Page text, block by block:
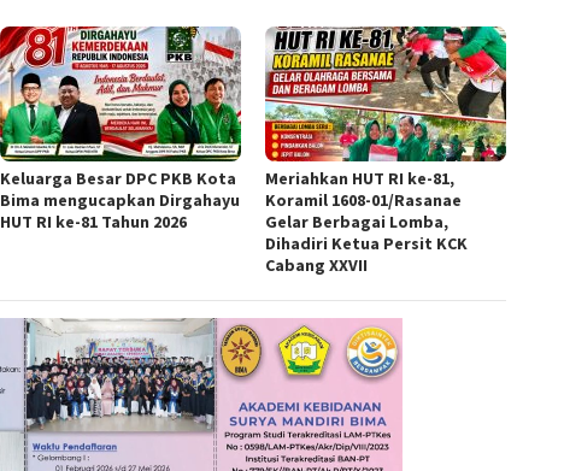
Keluarga Besar DPC PKB Kota
Bima mengucapkan Dirgahayu
HUT RI ke-81 Tahun 2026
Meriahkan HUT RI ke-81,
Koramil 1608-01/Rasanae
Gelar Berbagai Lomba,
Dihadiri Ketua Persit KCK
Cabang XXVII